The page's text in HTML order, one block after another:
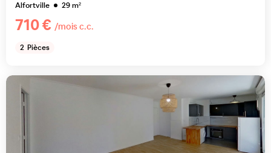
Alfortville 29m²
710 € /mois c.c.
2 Pièces